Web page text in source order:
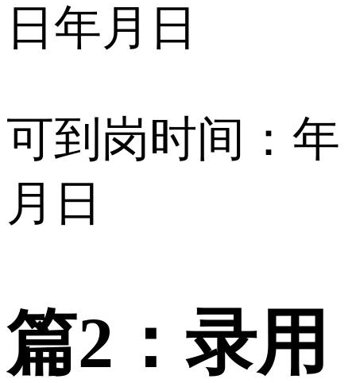
日年月日
可到岗时间：年
月日
篇2：录用